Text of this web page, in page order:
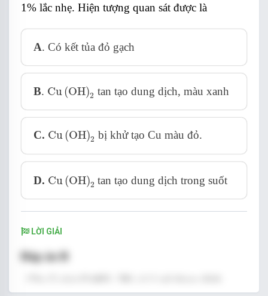
1% lắc nhẹ. Hiện tượng quan sát được là
A. Có kết tủa đỏ gạch
B. Cu(OH)2
Cu OH2 tan tạo dung dịch, màu xanh
C. Cu(OH)2
Cu OH2 bị khử tạo Cu màu đỏ.
D. Cu(OH)2
Cu OH2 tan tạo dung dịch trong suốt
LỜI GIẢI
Đáp án B
CuSO